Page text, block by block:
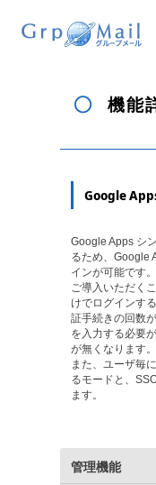
機能
Google
Google Apps シ
るため、Google
インが可能です。
ご導入いただく
けでログインす
証手続きの回数
を入力する必要
が無くなります。
また、ユーザ毎
るモードと、
ます。
管理機能